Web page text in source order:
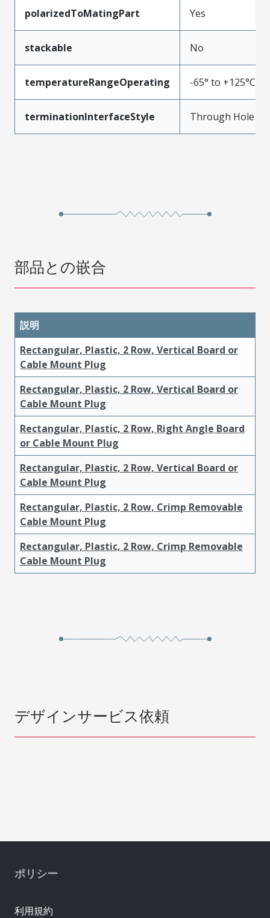
polarizedToMatingPart Yes
stackable No
temperatureRangeOperating -65° to +125°C
terminationInterfaceStyle Through Hole
部品との嵌合
説明
Rectangular, Plastic, 2 Row, Vertical Board or
Cable Mount Plug
Rectangular, Plastic, 2 Row, Vertical Board or
Cable Mount Plug
Rectangular, Plastic, 2 Row, Right Angle Board
or Cable Mount Plug
Rectangular, Plastic, 2 Row, Vertical Board or
Cable Mount Plug
Rectangular, Plastic, 2 Row, Crimp Removable
Cable Mount Plug
Rectangular, Plastic, 2 Row, Crimp Removable
Cable Mount Plug
デザインサービス依頼
ポリシー
利用規約